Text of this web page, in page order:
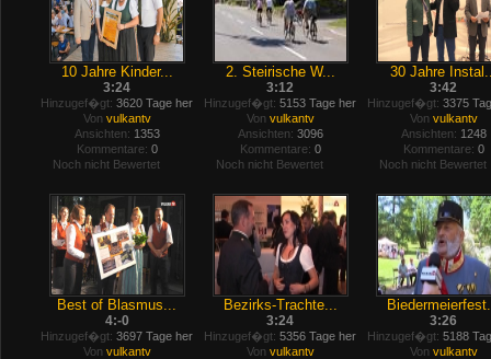
10 Jahre Kinder...
3:24
Hinzugef�gt: 3620 Tage her
Von vulkantv
Ansichten: 1353
Kommentare: 0
Noch nicht Bewertet
2. Steirische W...
3:12
Hinzugef�gt: 5153 Tage her
Von vulkantv
Ansichten: 3096
Kommentare: 0
Noch nicht Bewertet
30 Jahre
3:42
Hinzugef�gt: 3375
Von vulkantv
Ansichten: 1248
Kommentare: 0
Noch nicht Bewertet
Best of Blasmus...
4:-0
Hinzugef�gt: 3697 Tage her
Von vulkantv
Bezirks-Trachte...
3:24
Hinzugef�gt: 5356 Tage her
Von vulkantv
3:26
Hinzugef�gt: 5188
Von vulkantv